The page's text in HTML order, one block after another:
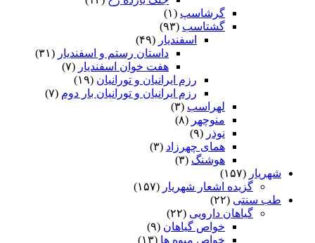
گرشاسپ (۱)
گشتاسب (۹۳)
اسفندیار (۴۹)
داستان رستم و اسفندیار (۳۱)
هفت خوان اسفندیار (۷)
رزم ایرانیان و تورانیان (۱۹)
رزم ایرانیان و تورانیان بار دوم (۷)
لهراسب (۳)
منوچهر (۸)
نوذر (۹)
هماى چهرزاد (۳)
هوشنگ (۳)
شهریار (۱۵۷)
گزیده اشعار شهریار (۱۵۷)
طب سنتی (۲۲)
گیاهان دارویی (۲۲)
خواص گیاهان (۹)
خواص میوه ها (۱۳)